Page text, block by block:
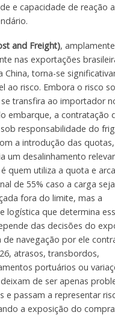
e capacidade de reação
and Freight),
nas exportações
China, torna-se
ao risco. Embora o risco
transfira ao importador
embarque, a contratação
responsabilidade do
a introdução das
um desalinhamento
quem utiliza a quota e
de 55% caso a carga seja
fora do limite, mas a
logística que determina
das decisões do
de navegação por ele
atrasos, transbordos,
portuários ou
de ser apenas
e passam a representar
a exposição do